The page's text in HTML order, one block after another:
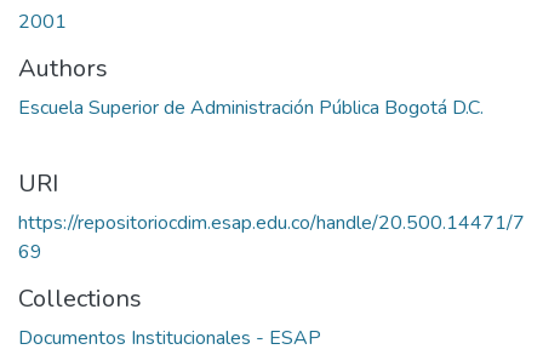
2001
Authors
Escuela Superior de Administración Pública Bogotá D.C.
URI
https://repositoriocdim.esap.edu.co/handle/20.500.14471/7
69
Collections
Documentos Institucionales - ESAP